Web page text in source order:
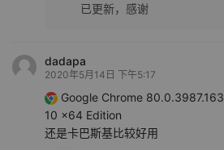
已更新，感谢
dadapa
2020年5月14日 下午5:17
Google Chrome 80.0.3987.163
10 x64 Edition
还是卡巴斯基比较好用